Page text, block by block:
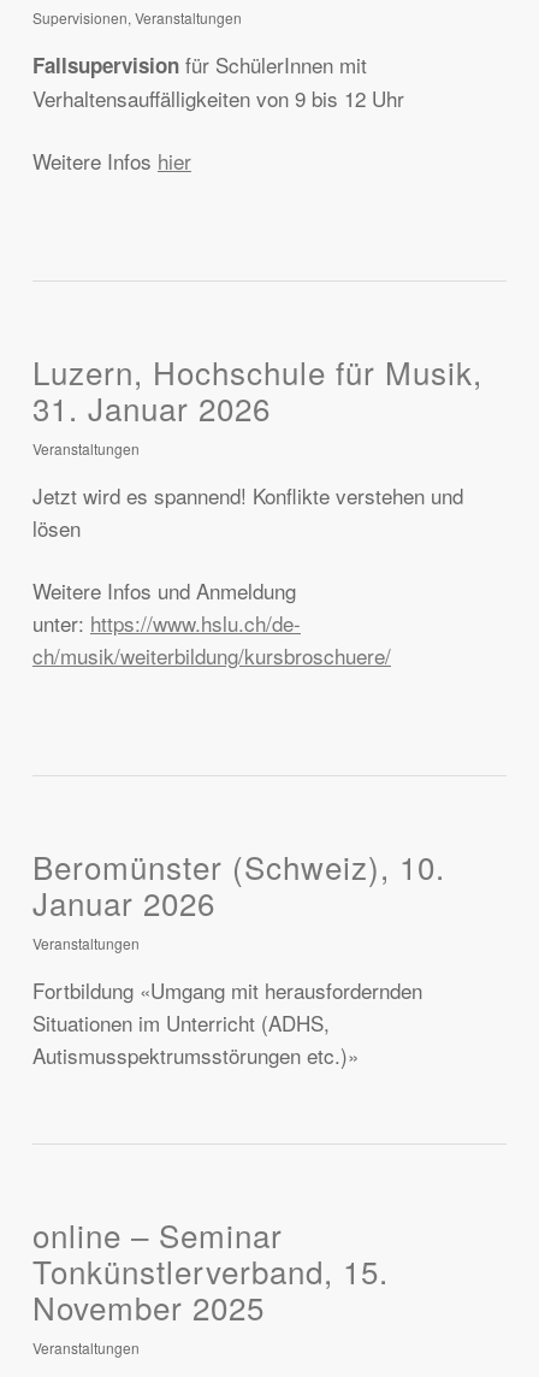
Supervisionen, Veranstaltungen
Fallsupervisionfür SchülerInnen mit
Verhaltensauffälligkeiten von 9 bis 12 Uhr
Weitere Infos hier
Luzern, Hochschule für Musik,
31. Januar 2026
Veranstaltungen
Jetzt wird es spannend! Konflikte verstehen und
lösen
Weitere Infos und Anmeldung
unter: https://www.hslu.ch/de-
ch/musik/weiterbildung/kursbroschuere/
Beromünster (Schweiz), 10.
Januar 2026
Veranstaltungen
Fortbildung «Umgang mit herausfordernden
Situationen im Unterricht (ADHS,
Autismusspektrumsstörungen etc.)»
online – Seminar
Tonkünstlerverband, 15.
November 2025
Veranstaltungen